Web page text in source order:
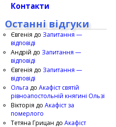
Контакти
Останні відгуки
Євгенія до Запитання —
відповіді
Андрій до Запитання —
відповіді
Євгенія до Запитання —
відповіді
Ольга до Акафіст святій
рівноапостольній княгині Ользі
Вікторія до Акафіст за
померлого
Тетяна Грицан до Акафіст